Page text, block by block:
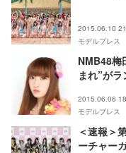
2015.06.10
モデルプレス
NMB48
まれ”が
2015.06.06
モデルプレス
＜速報＞
ーチャー